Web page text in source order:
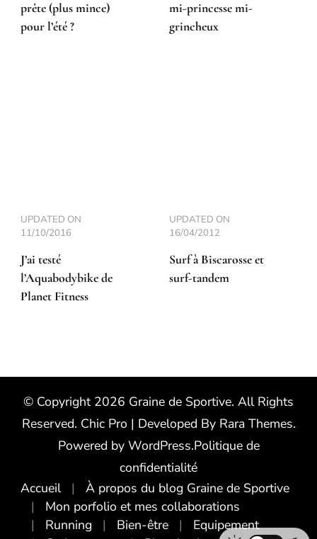
prête (plus mince)
pour l’été ?
mi-princesse mi-
grincheux
UPDATED ON
11/10/2016
J’ai testé
l’Aquabodybike de
Planet Fitness
UPDATED ON
16/04/2012
Surf à Biscarosse et
surf-tandem
© Copyright 2026 Graine de Sportive. All Rights
Reserved. Chic Pro | Developed By Rara Themes.
Powered by WordPress.Politique de
confidentialité
Accueil
À propos du blog Graine de Sportive
Mon porfolio et mes collaborations
Running
Bien-être
Equipement